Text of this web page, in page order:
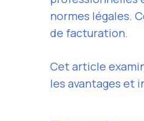
normes légales.
de facturation.
Cet article
les avantages et